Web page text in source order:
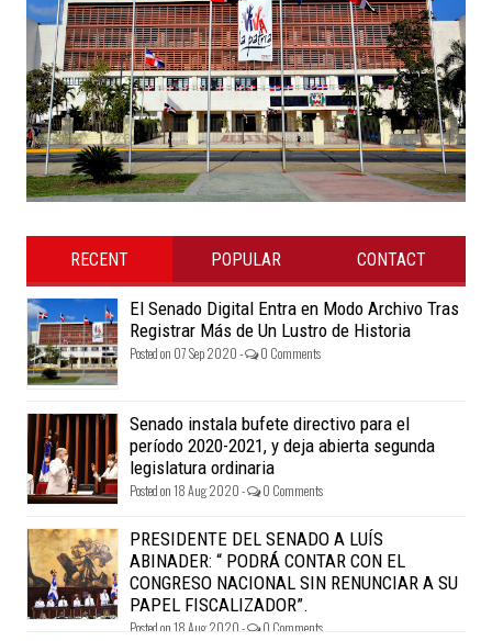
RECENT POPULAR CONTACT
El Senado Digital Entra en Modo Archivo Tras
Registrar Más de Un Lustro de Historia
Posted on 07 Sep 2020 - 0 Comments
Senado instala bufete directivo para el
período 2020-2021, y deja abierta segunda
legislatura ordinaria
Posted on 18 Aug 2020 - 0 Comments
PRESIDENTE DEL SENADO A LUÍS
ABINADER: “ PODRÁ CONTAR CON EL
CONGRESO NACIONAL SIN RENUNCIAR A SU
PAPEL FISCALIZADOR”.
Posted on 18 Aug 2020 - 0 Comments